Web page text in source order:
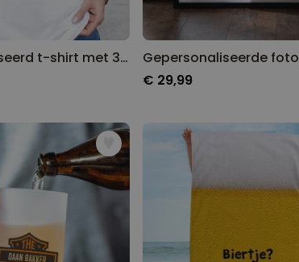
Meer dan
13.900
19,99 €
Gepersonaliseerd t-shirt met 3 regels
€ 29,99